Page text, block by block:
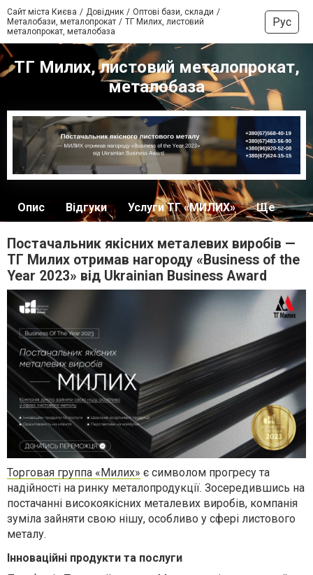
Сайт міста Києва Довідник
Оптові бази, склади
Металобази, металопрокат
ТГ Милих, листовий
металопрокат, металобаза
Рус
ТГ Милих, листовий металопрокат,
металобаза
Опис Відгуки Услуги ТГ «МИЛИХ» Ще
Постачальник якісних металевих виробів —
ТГ Милих отримав нагороду «Business of the
Year 2023» від Ukrainian Business Award
Торговая группа «Милих» є символом прогресу та
надійності на ринку металопродукції. Зосередившись на
постачанні високоякісних металевих виробів, компанія
зуміла зайняти свою нішу, особливо у сфері листового
металу.
Інноваційні продукти та послуги